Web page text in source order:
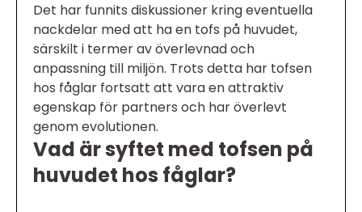
Det har funnits diskussioner kring eventuella
nackdelar med att ha en tofs på huvudet,
särskilt i termer av överlevnad och
anpassning till miljön. Trots detta har tofsen
hos fåglar fortsatt att vara en attraktiv
egenskap för partners och har överlevt
genom evolutionen.
Vad är syftet med tofsen på
huvudet hos fåglar?